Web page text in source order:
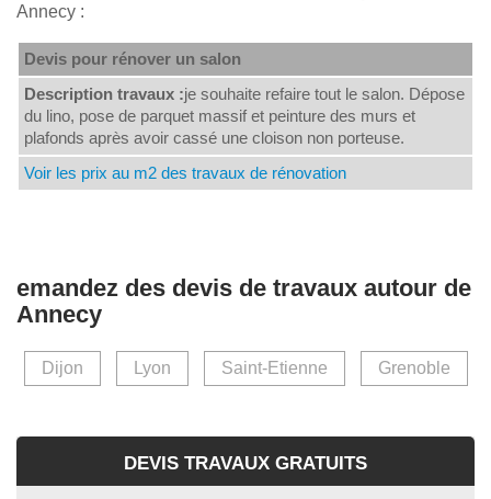
Annecy :
Devis pour rénover un salon
Description travaux :je souhaite refaire tout le salon. Dépose
du lino, pose de parquet massif et peinture des murs et
plafonds après avoir cassé une cloison non porteuse.
Voir les prix au m2 des travaux de rénovation
emandez des devis de travaux autour de
Annecy
Dijon Lyon Saint-Etienne Grenoble
DEVIS TRAVAUX GRATUITS